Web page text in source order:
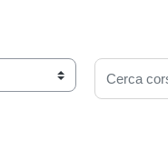
Cerca corsi